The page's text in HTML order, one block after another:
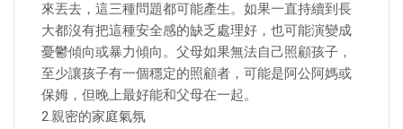
來丟去，這三種問題都可能產生。如果一直持續到長
大都沒有把這種安全感的缺乏處理好，也可能演變成
憂鬱傾向或暴力傾向。父母如果無法自己照顧孩子，
至少讓孩子有一個穩定的照顧者，可能是阿公阿媽或
保姆，但晚上最好能和父母在一起。
2.親密的家庭氣氛